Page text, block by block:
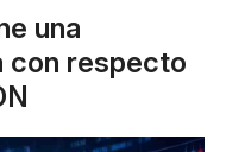
una
con respecto